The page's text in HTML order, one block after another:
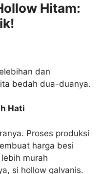
Hitam:
dan
bedah dua-duanya.
Hati
Proses produksi
harga besi
murah
si hollow galvanis.